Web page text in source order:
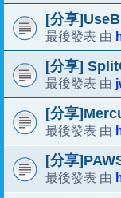
[分享
最後發表 由
[分享]
最後發表 由
[分享
最後發表 由
[分享
最後發表 由